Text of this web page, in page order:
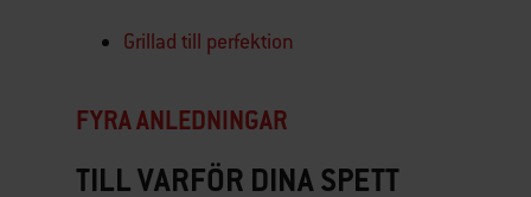
Grillad till perfektion
FYRA ANLEDNINGAR
TILL VARFÖR DINA SPETT